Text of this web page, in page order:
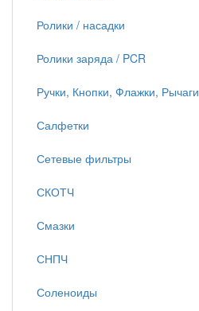
Ролики / насадки
Ролики заряда / PCR
Ручки, Кнопки, Флажки, Рычаги
Салфетки
Сетевые фильтры
СКОТЧ
Смазки
СНПЧ
Соленоиды